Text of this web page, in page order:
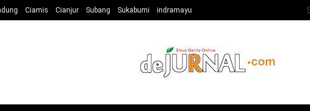
Ciamis Cianjur Subang Sukabumi indramayu